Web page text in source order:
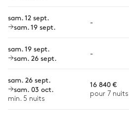
Vue sur la mer
Bien-être à domicile
Location de vélo
Sports nautiques
sam. 12 sept.
sam. 19 sept.
-
sam. 19 sept.
sam. 26 sept.
-
sam. 26 sept.
sam. 03 oct.
min. 5 nuits
16 840 €
pour 7 nuits